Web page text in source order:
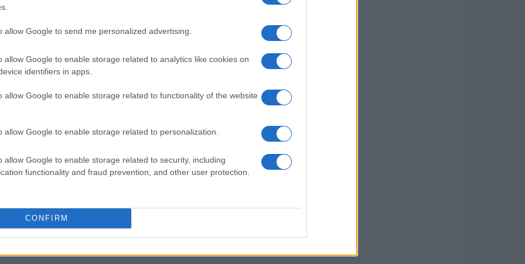
allow Google to send me personalized advertising.
allow Google to enable storage related to analytics like cookies on
identifiers in apps.
allow Google to enable storage related to functionality of the website
allow Google to enable storage related to personalization.
allow Google to enable storage related to security, including
functionality and fraud prevention, and other user protection.
CONFIRM
detentores como Dogecoin, a cada vez mais
de mercado atual de 7 e uma capitalização de
bilhões, atraindo a atração de nomes como Elon